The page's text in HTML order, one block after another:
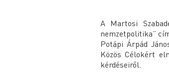
A Martosi
nemzetpolitika”
Potápi Árpád
Közös Célokért
kérdéseiről.